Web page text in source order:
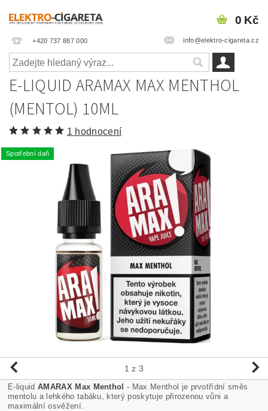
+420 737 887 000 info@elektro-cigareta.cz
0 Kč
E-LIQUID ARAMAX MAX MENTHOL
(MENTOL) 10ML
1 hodnocení
Spotřební daň
1 z 3
E-liquid AMARAX Max Menthol - Max Menthol je prvotřídní směs
mentolu a lehkého tabáku, který poskytuje přirozenou vůni a
maximální osvěžení.